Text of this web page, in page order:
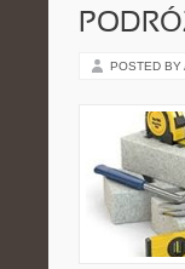
POSTED BY